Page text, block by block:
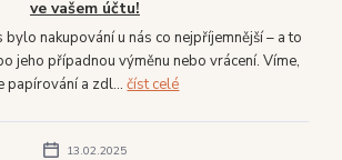
ve vašem účtu!
bylo nakupování u nás co nejpříjemnější – a to
jeho případnou výměnu nebo vrácení. Víme,
papírování a zdl...číst celé
13.02.2025